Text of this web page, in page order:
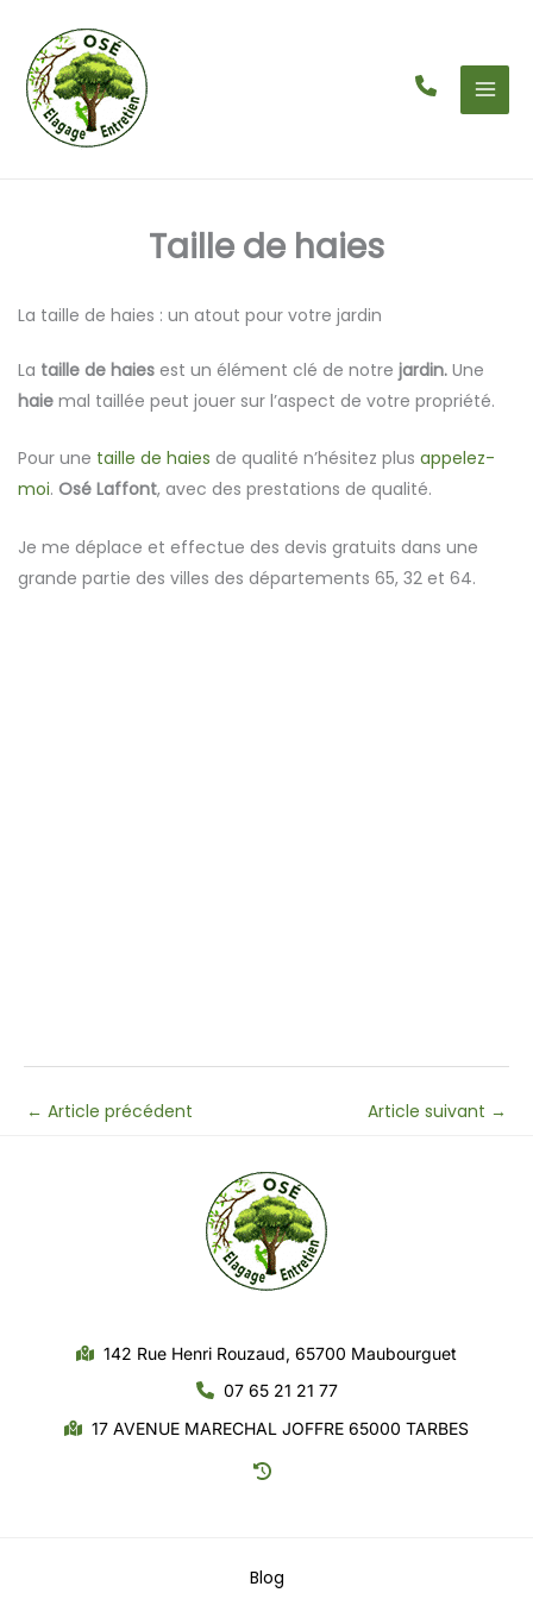
contenu
Taille de haies
La taille de haies : un atout pour votre jardin
La taille de haies est un élément clé de notre jardin. Une
haie mal taillée peut jouer sur l’aspect de votre propriété.
Pour une taille de haies de qualité n’hésitez plus appelez-
moi. Osé Laffont, avec des prestations de qualité.
Je me déplace et effectue des devis gratuits dans une
grande partie des villes des départements 65, 32 et 64.
← Article précédent Article suivant →
142 Rue Henri Rouzaud, 65700 Maubourguet
07 65 21 21 77
17 AVENUE MARECHAL JOFFRE 65000 TARBES
Blog